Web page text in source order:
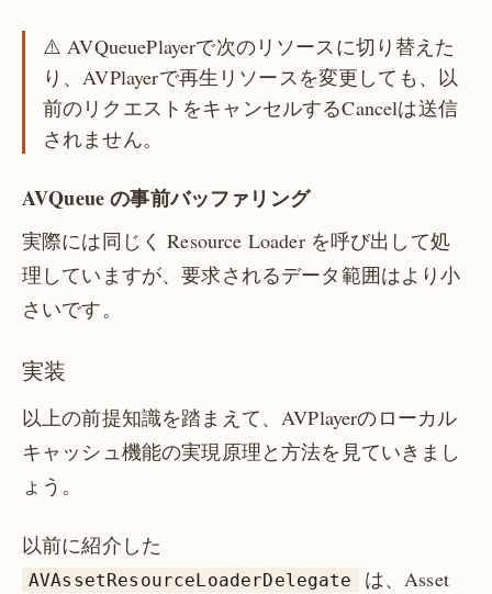
⚠️ AVQueuePlayerで次のリソースに切り替えた
り、AVPlayerで再生リソースを変更しても、以
前のリクエストをキャンセルするCancelは送信
されません。
AVQueue の事前バッファリング
実際には同じく Resource Loader を呼び出して処
理していますが、要求されるデータ範囲はより小
さいです。
実装
以上の前提知識を踏まえて、AVPlayerのローカル
キャッシュ機能の実現原理と方法を見ていきまし
ょう。
以前に紹介した
AVAssetResourceLoaderDelegate
は、Asset